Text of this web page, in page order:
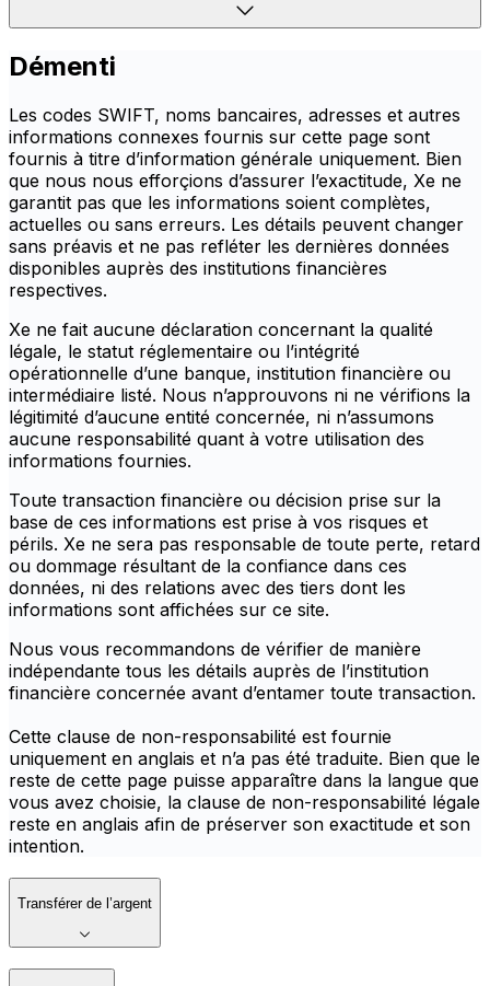
Démenti
Les codes SWIFT, noms bancaires, adresses et autres
informations connexes fournis sur cette page sont
fournis à titre d’information générale uniquement. Bien
que nous nous efforçions d’assurer l’exactitude, Xe ne
garantit pas que les informations soient complètes,
actuelles ou sans erreurs. Les détails peuvent changer
sans préavis et ne pas refléter les dernières données
disponibles auprès des institutions financières
respectives.
Xe ne fait aucune déclaration concernant la qualité
légale, le statut réglementaire ou l’intégrité
opérationnelle d’une banque, institution financière ou
intermédiaire listé. Nous n’approuvons ni ne vérifions la
légitimité d’aucune entité concernée, ni n’assumons
aucune responsabilité quant à votre utilisation des
informations fournies.
Toute transaction financière ou décision prise sur la
base de ces informations est prise à vos risques et
périls. Xe ne sera pas responsable de toute perte, retard
ou dommage résultant de la confiance dans ces
données, ni des relations avec des tiers dont les
informations sont affichées sur ce site.
Nous vous recommandons de vérifier de manière
indépendante tous les détails auprès de l’institution
financière concernée avant d’entamer toute transaction.
Cette clause de non-responsabilité est fournie
uniquement en anglais et n’a pas été traduite. Bien que le
reste de cette page puisse apparaître dans la langue que
vous avez choisie, la clause de non-responsabilité légale
reste en anglais afin de préserver son exactitude et son
intention.
Transférer de l’argent